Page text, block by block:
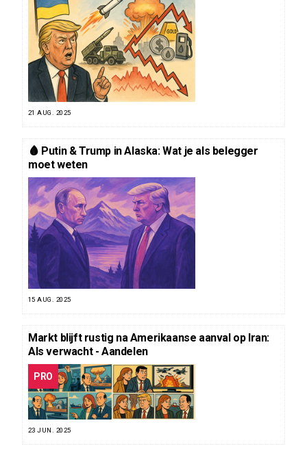
21 AUG. 2025
🩸 Putin & Trump in Alaska: Wat je als belegger
moet weten
15 AUG. 2025
Markt blijft rustig na Amerikaanse aanval op Iran:
Als verwacht - Aandelen
PRO
23 JUN. 2025